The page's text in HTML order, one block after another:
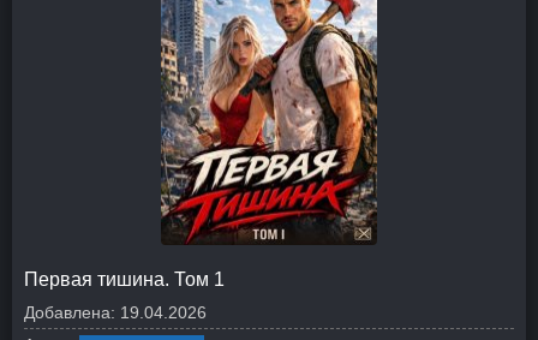
Первая тишина. Том 1
Добавлена: 19.04.2026